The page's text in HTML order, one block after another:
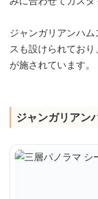
ジャンガリアンハ
スも設けられてお
が施されています。
ジャンガリアン